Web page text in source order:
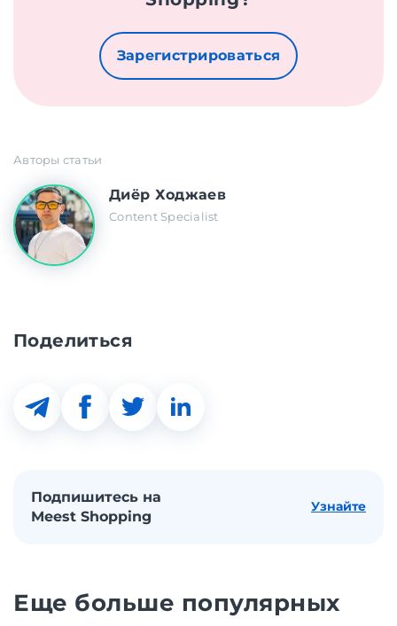
Зарегистрироваться
Авторы статьи
Диёр Ходжаев
Content Specialist
Поделиться
Подпишитесь на
Meest Shopping
Узнайте
Еще больше популярных